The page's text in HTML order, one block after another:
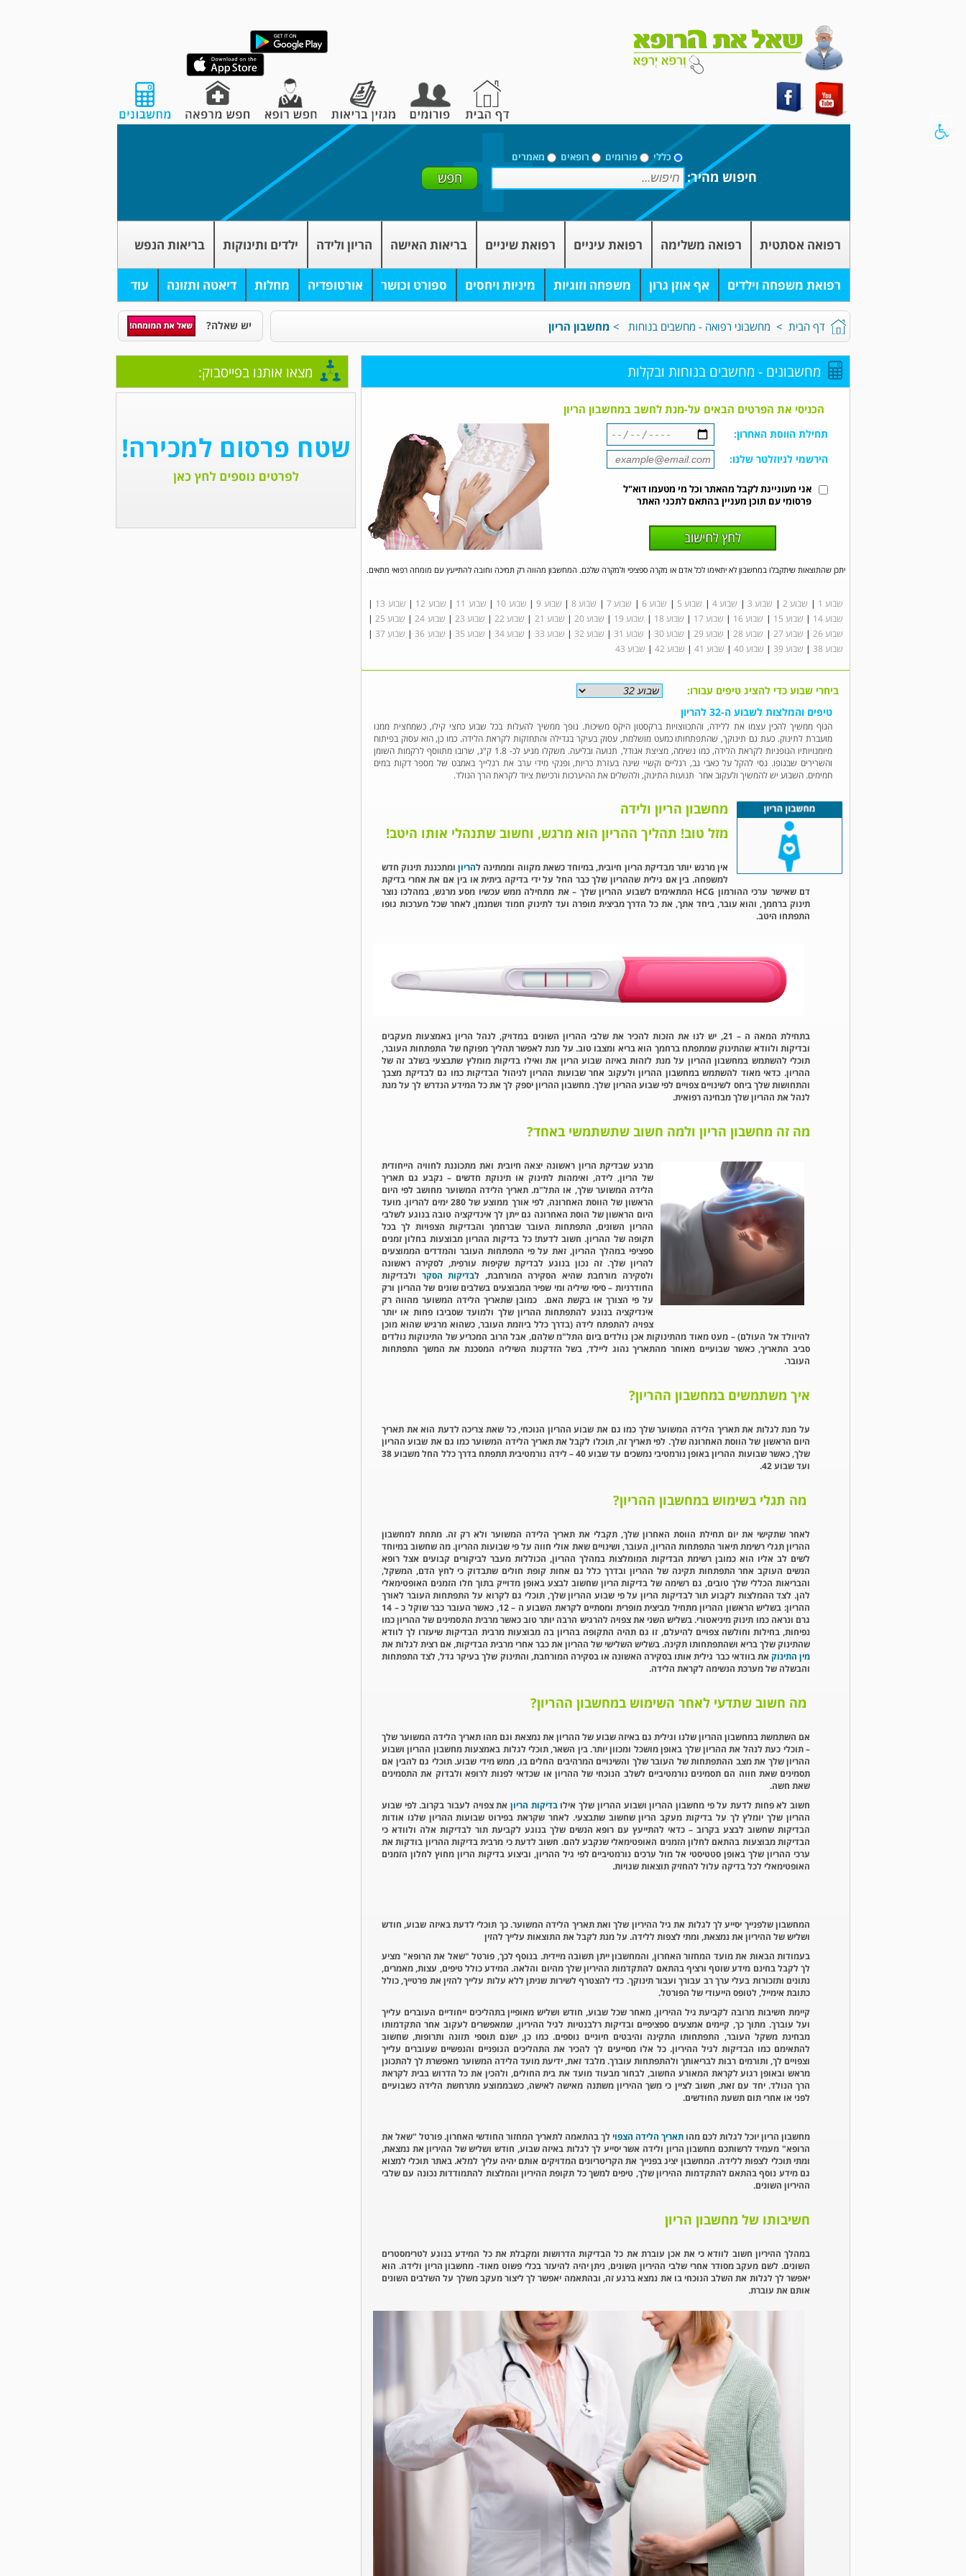
כללי פורומים רופאים מאמרים
חיפוש מהיר:
רפואה אסתטית רפואה משלימה רפואת עיניים רפואת שיניים בריאות האישה הריון ולידה ילדים ותינוקות בריאות הנפש
רפואת משפחה וילדים אף אוזן גרון משפחה וזוגיות מיניות ויחסים ספורט וכושר אורטופדיה מחלות דיאטה ותזונה עוד
דף הבית > מחשבוני רפואה - מחשבים בנוחות > מחשבון הריון יש שאלה?
מחשבונים - מחשבים בנוחות ובקלות
הכניסי את הפרטים הבאים על-מנת לחשב במחשבון הריון
תחילת הווסת האחרון:
הירשמי לניוזלטר שלנו:
אני מעוניינת לקבל מהאתר וכל מי מטעמו דוא"ל
פרסומי עם תוכן מעניין בהתאם לתכני האתר
יתכן שהתוצאות שיתקבלו במחשבון לא יתאימו לכל אדם או מקרה ספציפי ולמקרה שלכם. המחשבון מהווה רק תמיכה וחובה להתייעץ עם מומחה רפואי מתאים.
שבוע 1 | שבוע 2 | שבוע 3 | שבוע 4 | שבוע 5 | שבוע 6 | שבוע 7 | שבוע 8 | שבוע 9 | שבוע 10 | שבוע 11 | שבוע 12 | שבוע 13
|
שבוע 14
| שבוע 15 | שבוע 16 | שבוע 17 | שבוע 18 | שבוע 19 | שבוע 20 | שבוע 21 | שבוע 22 | שבוע 23 | שבוע 24 | שבוע 25
|
שבוע 26
| שבוע 27 | שבוע 28 | שבוע 29 | שבוע 30 | שבוע 31 | שבוע 32 | שבוע 33 | שבוע 34 | שבוע 35 | שבוע 36 | שבוע 37
|
שבוע 38
| שבוע 39 | שבוע 40 | שבוע 41 | שבוע 42 | שבוע 43
ביחרי שבוע כדי להציג טיפים עבורו:
טיפים והמלצות לשבוע ה-32 להריון
הגוף ממשיך להכין עצמו את ללידה, והתכווצויות ברקסטון היקס משיכות. גופך ממשיך להעלות בכל שבוע כחצי קילו, כשמחצית ממנו
מועברת לתינוק. כעת גם תינוקך, שהתפתחותו כמעט מושלמת, עסוק בעיקר בגדילה והתחזקות לקראת הלידה. כמו כן, הוא עסוק בפיתוח
מיומנויותיו הגופניות לקראת הלידה, כמו נשימה, מציצת אגודל, תנועה ובליעה. משקלו מגיע לכ- 1.8 ק"ג, שרובו מתווסף לרקמות השומן
והשרירים שבגופו. נסי להקל על כאבי גב, רגליים וקשיי שינה בעזרת כריות, ופנקי מידי ערב את רגלייך באמבט של מספר דקות במים
חמימים. השבוע יש להמשיך ולעקוב אחר תנועות התינוק, ולהשלים את ההיערכות ורכישת ציוד לקראת הרך הנולד.
מחשבון הריון ולידה
מזל טוב! תהליך ההריון הוא מרגש, וחשוב שתנהלי אותו היטב!
אין מרגש יותר מבדיקת הריון חיובית, במיוחד כשאת מקווה וממתינה להריון ומתכננת תינוק חדש
למשפחה. בין אם גילית שההריון שלך כבר החל על ידי בדיקה ביתית או בין אם את אחרי בדיקת
דם שאישר ערכי ההורמון HCG המתאימים לשבוע ההריון שלך – את מתחילה ממש עכשיו מסע מרגש, במהלכו נוצר
תינוק ברחמך, והוא עובר, ביחד אתך, את כל הדרך מביצית מופרה ועד לתינוק חמוד ושמנמן, לאחר שכל מערכות גופו
התפתחו היטב.
בתחילת המאה ה – 21, יש לנו את הזכות להכיר את שלבי ההריון השונים במדויק, לנהל הריון באמצעות מעקבים
ובדיקות ולוודא שהתינוק שמתפתח ברחמך הוא בריא ומצבו טוב. על מנת לאפשר תהליך מפוקח של התפתחות העובר,
תוכלי להשתמש במחשבון ההריון על מנת לזהות באיזה שבוע הריון את ואילו בדיקות מומלץ שתבצעי בשלב זה של
ההריון. כדאי מאוד להשתמש במחשבון ההריון ולעקוב אחר שבועות ההריון לניהול הבדיקות כמו גם לבדיקת מצבך
והתחושות שלך ביחס לשינויים צפויים לפי שבוע ההריון שלך. מחשבון ההריון יספק לך את כל המידע הנדרש לך על מנת
לנהל את ההריון שלך מבחינה רפואית.
מה זה מחשבון הריון ולמה חשוב שתשתמשי באחד?
מרגע שבדיקת הריון ראשונה יצאה חיובית ואת מתכוננת לחוויה הייחודית
של הריון, לידה, ואימהות לתינוק או תינוקת חדשים – נקבע גם תאריך
הלידה המשוער שלך, או התל"מ. תאריך הלידה המשוער מחושב לפי היום
הראשון של הווסת האחרונה, לפי אורך ממוצע של 280 ימים להריון. מועד
היום הראשון של הוסת האחרונה גם ייתן לך אינדיקציה טובה בנוגע לשלבי
ההריון השונים, התפתחות העובר שברחמך והבדיקות הצפויות לך בכל
תקופה של ההריון. חשוב לדעת! כל בדיקות ההריון מבוצעות בחלון זמנים
ספציפי במהלך ההריון, זאת על פי התפתחות העובר והמדדים הממוצעים
להריון שלך. זה נכון בנוגע לבדיקת שקיפות עורפית, לסקירה ראשונה
ולסקירה מורחבת שהיא הסקירה המורחבת, לבדיקות הסקר ולבדיקות
החודרניות – סיסי שיליה ומי שפיר המבוצעים בשלבים שונים של ההריון ורק
על פי הצורך או בקשת האם. כמובן שתאריך הלידה המשוער מהווה רק
אינדיקציה בנוגע להתפתחות ההריון שלך ולמועד שסביבו פחות או יותר
צפויה להתפתח לידה (בדרך כלל ביוזמת העובר, כשהוא מרגיש שהוא מוכן
להיוולד אל העולם) – מעט מאוד מהתינוקות אכן נולדים ביום התל"מ שלהם, אבל הרוב המכריע של התינוקות נולדים
סביב התאריך, כאשר שבועיים מאוחר מהתאריך נהוג ליילד, בשל הזדקנות השיליה המסכנת את המשך התפתחות
העובר.
איך משתמשים במחשבון ההריון?
על מנת לגלות את תאריך הלידה המשוער שלך כמו גם את שבוע ההריון הנוכחי, כל שאת צריכה לדעת הוא את תאריך
היום הראשון של הווסת האחרונה שלך. לפי תאריך זה, תוכלו לקבל את תאריך הלידה המשוער כמו גם את שבוע ההריון
שלך, כאשר שבועות ההריון באופן נורמטיבי נמשכים עד שבוע 40 – לידה נורמטיבית תתפתח בדרך כלל החל משבוע 38
ועד שבוע 42.
מה תגלי בשימוש במחשבון ההריון?
לאחר שתקישי את יום תחילת הווסת האחרון שלך, תקבלי את תאריך הלידה המשוער ולא רק זה. מתחת למחשבון
ההריון תגלי רשימת תיאור התפתחות ההריון, העובר, ושינויים שאת אולי חווה על פי שבועות ההריון. מה שחשוב במיוחד
לשים לב אליו הוא כמובן רשימת הבדיקות המומלצות במהלך ההריון, הכוללות מעבר לביקורים קבועים אצל רופא
הנשים העוקב אחר התפתחות תקינה של ההריון ובדרך כלל גם אחות קופת חולים שתבדוק כי לחץ הדם, המשקל,
והבריאות הכללי שלך טובים, גם רשימה של בדיקות הריון שחשוב לבצע באופן מדוייק בתוך חלו הזמנים האופטימאלי
להן. לצד ההמלצות לקבוע תור לבדיקות הריון על פי שבוע ההריון שלך, תוכלי גם לקרוא על התפתחות העובר לאורך
ההריון: בשליש הראשון ההריון מתחיל מביצית מופרית ומסתיים לקראת השבוע ה – 12, כאשר העובר כבר שוקל כ – 14
גרם ונראה כמו תינוק מיניאטורי. בשליש השני את צפויה להרגיש הרבה יותר טוב כאשר מרבית התסמינים של ההריון כמו
נפיחות, בחילות וחולשה צפויים להיעלם, זו גם תהיה התקופה בהריון בה מבוצעות מרבית הבדיקות שיעזרו לך לוודא
שהתינוק שלך בריא ושהתפתחותו תקינה. בשליש השלישי של ההריון את כבר אחרי מרבית הבדיקות, אם רצית לגלות את
מין התינוק את בוודאי כבר גילית אותו בסקירה האשונה או בסקירה המורחבת, והתינוק שלך בעיקר גדל, לצד התפתחות
והבשלה של מערכת הנשימה לקראת הלידה.
מה חשוב שתדעי לאחר השימוש במחשבון ההריון?
אם השתמשת במחשבון ההריון שלנו וגילית גם באיזה שבוע של ההריון את נמצאת וגם מהו תאריך הלידה המשוער שלך
– תוכלי כעת לנהל את ההריון שלך באופן מושכל ומכוון יותר. בין השאר, תוכלי לגלות באמצעות מחשבון ההריון ושבוע
ההריון שלך את מצב ההתפתחות של העובר שלך והשינויים המרהיבים החלים בו, ממש מידי שבוע. תוכלי גם להבין אם
תסמינים שאת חווה הם תסמינים נורמטיביים לשלב הנוכחי של ההריון או שכדאי לפנות לרופא ולבדוק את התסמינים
שאת חשה.
חשוב לא פחות לדעת על פי מחשבון ההריון ושבוע ההריון שלך אילובדיקות הריוןאת צפויה לעבור בקרוב. לפי שבוע
ההריון שלך יומלץ לך על בדיקות מעקב הריון שחשוב שתבצעי. לאחר שקראת בפירוט שבועות ההריון שלנו אודות
הבדיקות שחשוב לבצע בקרוב – כדאי להתייעץ עם רופא הנשים שלך בנוגע לקביעת תור לבדיקות אלה ולוודא כי
הבדיקות מבוצעות בהתאם לחלון הזמנים האופטימאלי שנקבע להם. חשוב לדעת כי מרבית בדיקות ההריון בודקות את
ערכי ההריון שלך באופן סטטיסטי אל מול ערכים נורמטיביים לפי גיל ההריון, וביצוע בדיקות הריון מחוץ לחלון הזמנים
האופטימאלי לכל בדיקה עלול להחזיק תוצאות שגויות.
המחשבון שלפנייך יסייע לך לגלות את גיל ההיריון שלך ואת תאריך הלידה המשוער. כך תוכלי לדעת באיזה שבוע, חודש
ושליש של ההיריון את נמצאת, ומתי לצפות ללידה. על מנת לקבל את התוצאות עלייך להזין
בעמודות הבאות את מועד המחזור האחרון, והמחשבון ייתן תשובה מיידית. בנוסף לכך, פורטל "שאל את הרופא" מציע
לך לקבל בחינם מידע שוטף ורציף בהתאם להתקדמות ההיריון שלך מהיום והלאה. המידע כולל טיפים, עצות, מאמרים,
נתונים ותזכורות בעלי ערך רב עבורך ועבור תינוקך. כדי להצטרף לשירות שניתן ללא עלות עלייך להזין את פרטייך, כולל
כתובת אימייל, לטופס הייעודי של הפורטל.
קיימת חשיבות מרובה לקביעת גיל ההיריון, מאחר שכל שבוע, חודש ושליש מאופיין בתהליכים ייחודיים העוברים עלייך
ועל עוברך. מתוך כך, קיימים אמצעים ספציפיים ובדיקות רלבנטיות לגיל ההיריון, שמאפשרים לעקוב אחר התקדמותו
מבחינת משקל העובר, התפתחותו התקינה והיבטים חיוניים נוספים. כמו כן, ישנם תוספי תזונה ותרופות, שחשוב
להתאימם כמו הבדיקות לגיל ההיריון. כל אלו מסייעים לך להכיר את התהליכים הגופניים והנפשיים שעוברים עלייך
וצפויים לך, ותורמים רבות לבריאותך ולהתפתחות עוברך. מלבד זאת, ידיעת מועד הלידה המשוער מאפשרת לך להתכונן
מראש ובאופן רגוע לקראת המאורע החשוב, לבחור מבעוד מועד את בית החולים, ולהכין את כל הדרוש בבית לקראת
הרך הנולד. יחד עם זאת, חשוב לציין כי משך ההיריון משתנה מאישה לאישה, כשבממוצע מתרחשת הלידה כשבועיים
לפני או אחרי תום תשעת החודשים.
מחשבון הריון יוכל לגלות לכם מהו תאריך הלידה הצפוילך בהתאמה לתאריך המחזור החודשי האחרון. פורטל "שאל את
הרופא" מעמיד לרשותכם מחשבון הריון ולידה אשר יסייע לך לגלות באיזה שבוע, חודש ושליש של ההיריון את נמצאת,
ומתי תוכלי לצפות ללידה. המחשבון יציג בפנייך את הקריטריונים המדויקים אותם יהיה עליך למלא. באתר תוכלי למצוא
גם מידע נוסף בהתאם להתקדמות ההיריון שלך, טיפים למשך כל תקופת ההיריון והמלצות להתמודדות נכונה עם שלבי
ההיריון השונים.
חשיבותו של מחשבון הריון
במהלך ההיריון חשוב לוודא כי את אכן עוברת את כל הבדיקות הדרושות ומקבלת את כל המידע בנוגע לטרימסטרים
השונים. לשם מעקב מסודר אחרי שלבי ההיריון השונים, ניתן יהיה להיעזר בכלי פשוט מאוד- מחשבון הריון ולידה. הוא
יאפשר לך לגלות את השלב הנוכחי בו את נמצא ברגע זה, ובהתאמה יאפשר לך ליצור מעקב משלך על השלבים השונים
אותם את עוברת.
מצאו אותנו בפייסבוק: